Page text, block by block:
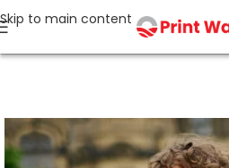
Skip to main content